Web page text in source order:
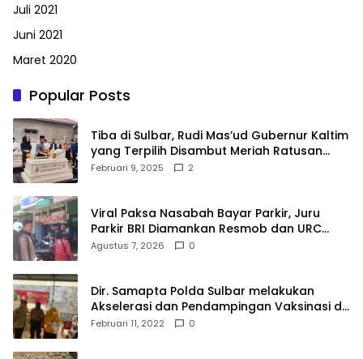
Juli 2021
Juni 2021
Maret 2020
Popular Posts
Tiba di Sulbar, Rudi Mas’ud Gubernur Kaltim
yang Terpilih Disambut Meriah Ratusan
Masyarakat
Februari 9, 2025 2
Viral Paksa Nasabah Bayar Parkir, Juru
Parkir BRI Diamankan Resmob dan URC
Polresta Mamuju
Agustus 7, 2026 0
Dir. Samapta Polda Sulbar melakukan
Akselerasi dan Pendampingan Vaksinasi di
SDN 001 Polewali
Februari 11, 2022 0